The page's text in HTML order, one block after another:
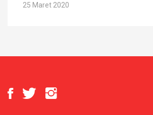
25 Maret 2020